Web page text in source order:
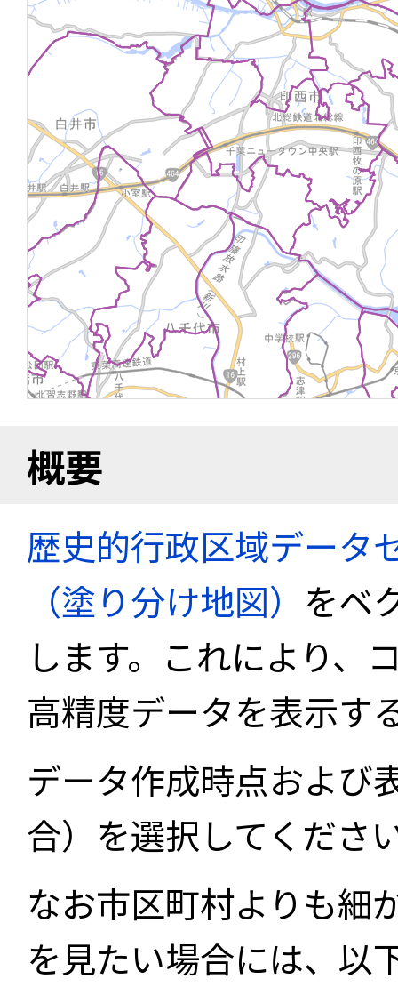
概要
歴史的行政区域データ
（塗り分け地図） をベ
します。これにより、
高精度データを表示す
データ作成時点および
合）を選択してくださ
なお市区町村よりも細
を見たい場合には、以